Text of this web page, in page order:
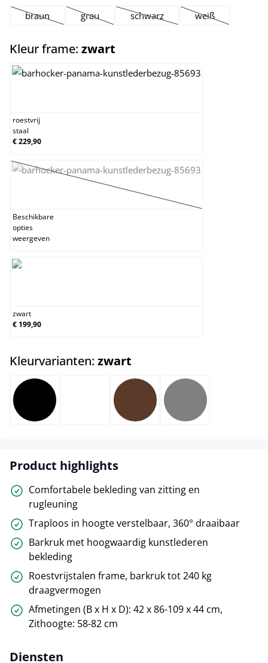
braun
(Deze optie is momenteel niet beschikbaar.)
grau
(Deze optie is momenteel niet beschikbaar.)
schwarz
(Deze optie is momenteel niet
weiß
(Deze optie is
Kleur frame: zwart
roestvrij
staal
€ 229,90
wit
(Deze optie is momenteel niet beschikbaar.)
Beschikbare
opties
weergeven
zwart
€ 199,90
Kleurvarianten: zwart
zwart bruin
Product highlights
Comfortabele bekleding van zitting en
rugleuning
Traploos in hoogte verstelbaar, 360° draaibaar
Barkruk met hoogwaardig kunstlederen
bekleding
Roestvrijstalen frame, barkruk tot 240 kg
draagvermogen
Afmetingen (B x H x D): 42 x 86-109 x 44 cm,
Zithoogte: 58-82 cm
Diensten